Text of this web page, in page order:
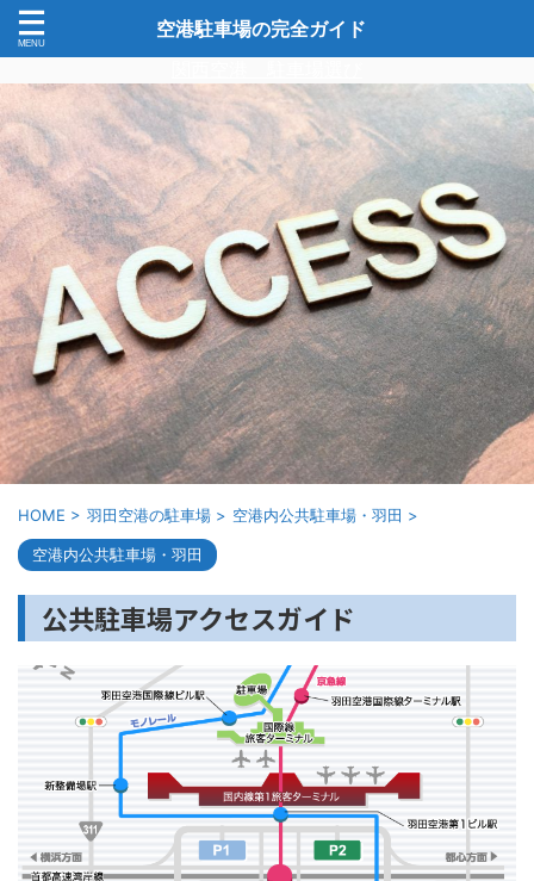
空港駐車場の完全ガイド
HOME > 羽田空港の駐車場 > 空港内公共駐車場・羽田 >
空港内公共駐車場・羽田
公共駐車場アクセスガイド